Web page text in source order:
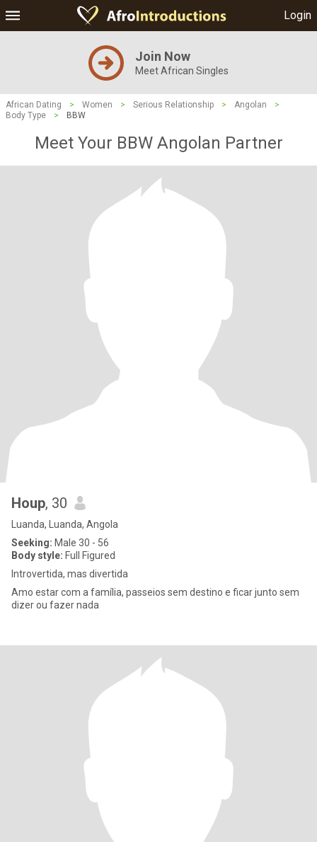
Login
Join Now
Meet African Singles
African Dating > Women > Serious Relationship > Angolan
>
Body Type
> BBW
Meet Your BBW Angolan Partner
Houp, 30
Luanda, Luanda, Angola
Seeking: Male 30 - 56
Body style: Full Figured
Introvertida, mas divertida
Amo estar com a família, passeios sem destino e ficar junto sem
dizer ou fazer nada